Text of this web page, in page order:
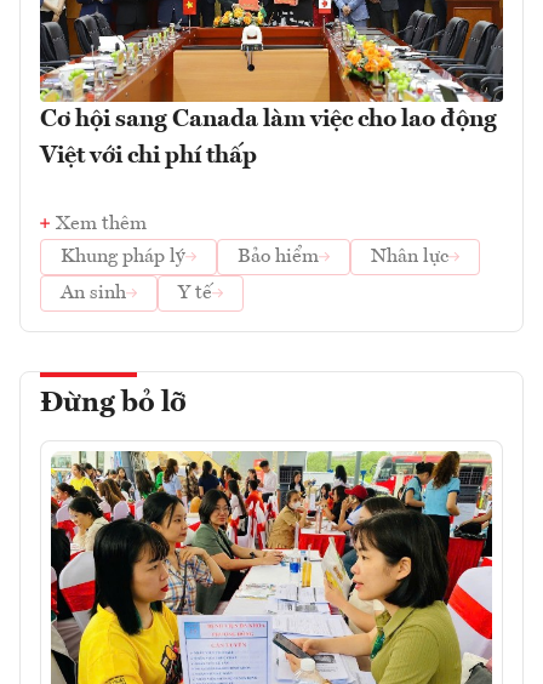
Cơ hội sang Canada làm việc cho lao động
Việt với chi phí thấp
Xem thêm
Khung pháp lý
Bảo hiểm
Nhân lực
An sinh
Y tế
Đừng bỏ lỡ